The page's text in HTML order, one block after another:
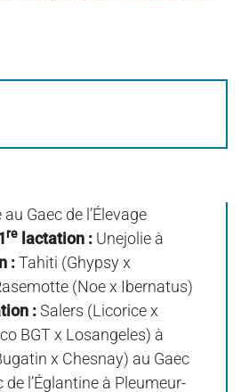
Gaec de l’Élevage
re lactation : Unejolie à
:Tahiti (Ghypsy x
(Noe x Ibernatus)
:Salers (Licorice x
BGT x Losangeles) à
x Chesnay) au Gaec
l’Églantine à Pleumeur-